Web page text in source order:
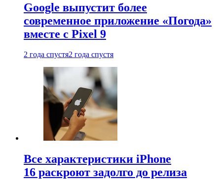
Google выпустит более
современное приложение «Погода»
вместе с Pixel 9
2 года спустя2 года спустя
Все характеристики iPhone
16 раскроют задолго до релиза